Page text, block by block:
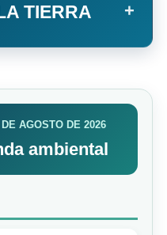
TIERRA +
AGOSTO DE 2026
ambiental